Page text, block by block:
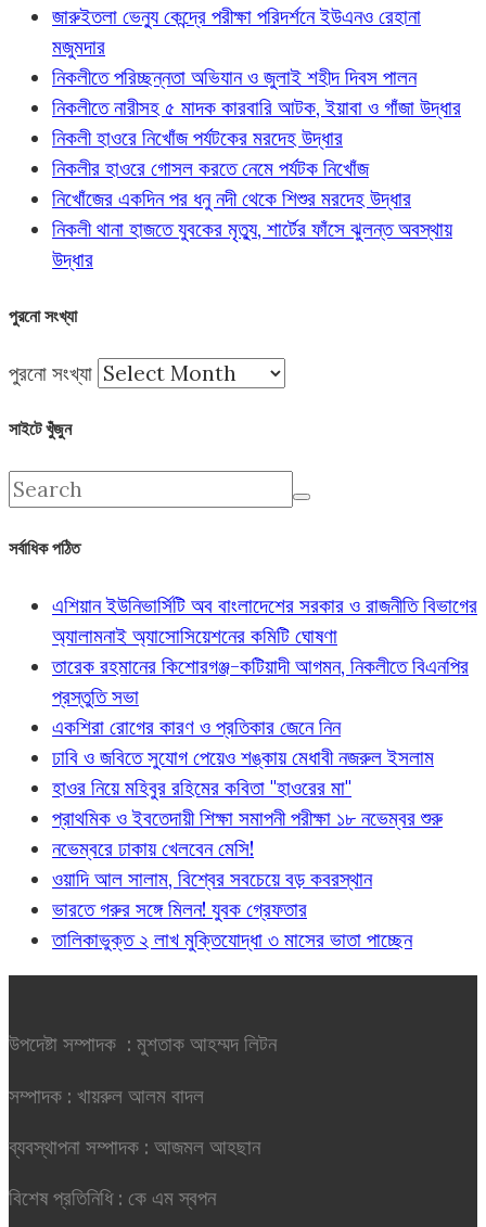
জারুইতলা ভেন্যু কেন্দ্রে পরীক্ষা পরিদর্শনে ইউএনও রেহানা
মজুমদার
নিকলীতে পরিচ্ছন্নতা অভিযান ও জুলাই শহীদ দিবস পালন
নিকলীতে নারীসহ ৫ মাদক কারবারি আটক, ইয়াবা ও গাঁজা উদ্ধার
নিকলী হাওরে নিখোঁজ পর্যটকের মরদেহ উদ্ধার
নিকলীর হাওরে গোসল করতে নেমে পর্যটক নিখোঁজ
নিখোঁজের একদিন পর ধনু নদী থেকে শিশুর মরদেহ উদ্ধার
নিকলী থানা হাজতে যুবকের মৃত্যু, শার্টের ফাঁসে ঝুলন্ত অবস্থায়
উদ্ধার
পুরনো সংখ্যা
পুরনো সংখ্যা
সাইটে খুঁজুন
সর্বাধিক পঠিত
এশিয়ান ইউনিভার্সিটি অব বাংলাদেশের সরকার ও রাজনীতি বিভাগের
অ্যালামনাই অ্যাসোসিয়েশনের কমিটি ঘোষণা
তারেক রহমানের কিশোরগঞ্জ-কটিয়াদী আগমন, নিকলীতে বিএনপির
প্রস্তুতি সভা
একশিরা রোগের কারণ ও প্রতিকার জেনে নিন
ঢাবি ও জবিতে সুযোগ পেয়েও শঙ্কায় মেধাবী নজরুল ইসলাম
হাওর নিয়ে মহিবুর রহিমের কবিতা "হাওরের মা"
প্রাথমিক ও ইবতেদায়ী শিক্ষা সমাপনী পরীক্ষা ১৮ নভেম্বর শুরু
নভেম্বরে ঢাকায় খেলবেন মেসি!
ওয়াদি আল সালাম, বিশ্বের সবচেয়ে বড় কবরস্থান
ভারতে গরুর সঙ্গে মিলন! যুবক গ্রেফতার
তালিকাভুক্ত ২ লাখ মুক্তিযোদ্ধা ৩ মাসের ভাতা পাচ্ছেন
উপদেষ্টা সম্পাদক : মুশতাক আহম্মদ লিটন
সম্পাদক : খায়রুল আলম বাদল
ব্যবস্থাপনা সম্পাদক : আজমল আহছান
বিশেষ প্রতিনিধি : কে এম স্বপন